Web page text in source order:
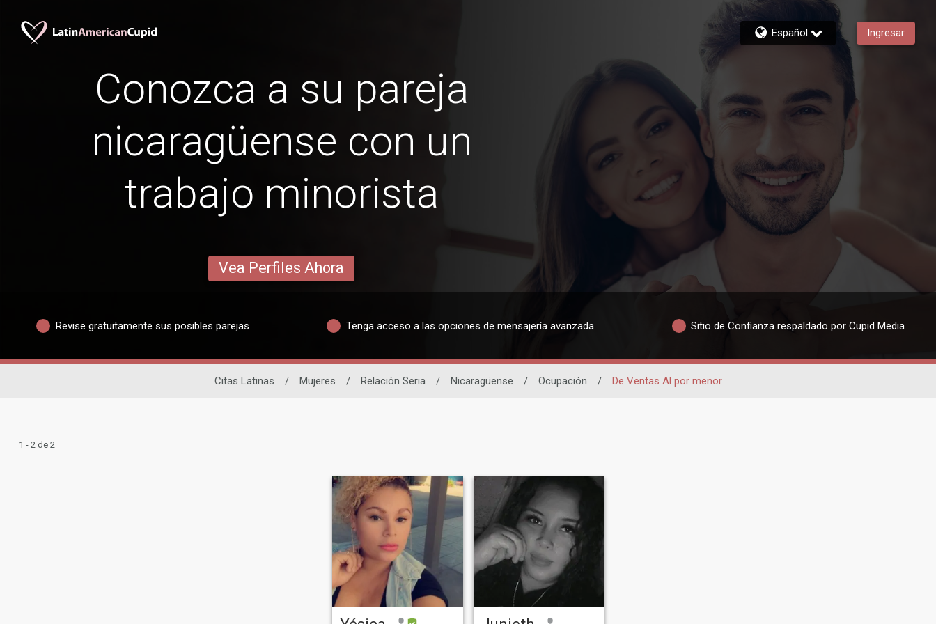
Español Ingresar
Conozca a su pareja
nicaragüense con un
trabajo minorista
Vea Perfiles Ahora
Revise gratuitamente sus posibles parejas Tenga acceso a las opciones de mensajería avanzada Sitio de Confianza respaldado por Cupid Media
Citas Latinas / Mujeres / Relación Seria / Nicaragüense / Ocupación / De Ventas Al por menor
1 - 2 de 2